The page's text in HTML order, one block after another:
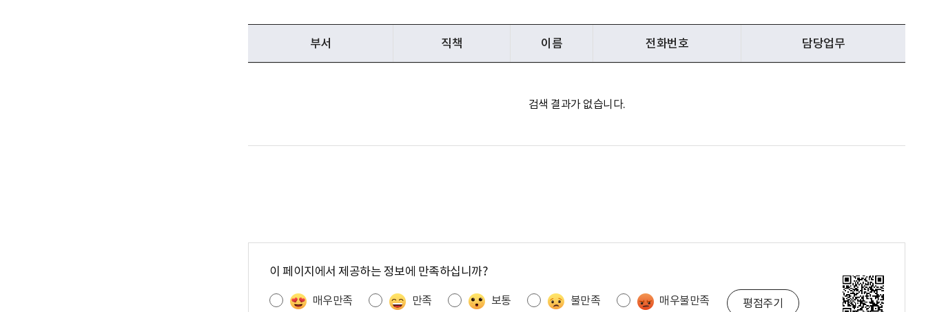
부서 직책 이름 전화번호 담당업무
검색 결과가 없습니다.
이 페이지에서 제공하는 정보에 만족하십니까?
매우만족 만족 보통 불만족 매우불만족